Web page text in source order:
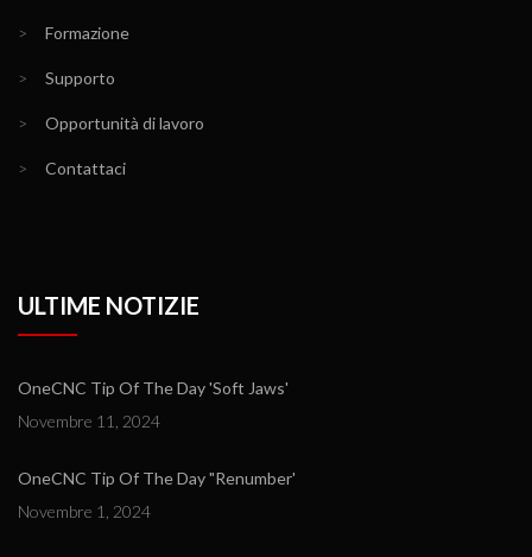
> Formazione
> Supporto
> Opportunità di lavoro
> Contattaci
ULTIME NOTIZIE
OneCNC Tip Of The Day 'Soft Jaws'
Novembre 11, 2024
OneCNC Tip Of The Day "Renumber'
Novembre 1, 2024